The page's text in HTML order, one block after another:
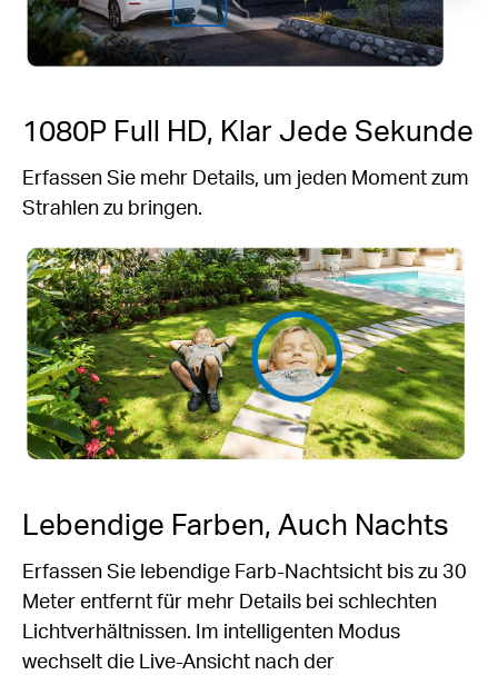
1080P Full HD, Klar Jede Sekunde
Erfassen Sie mehr Details, um jeden Moment zum
Strahlen zu bringen.
Lebendige Farben, Auch Nachts
Erfassen Sie lebendige Farb-Nachtsicht bis zu 30
Meter entfernt für mehr Details bei schlechten
Lichtverhältnissen. Im intelligenten Modus
wechselt die Live-Ansicht nach der